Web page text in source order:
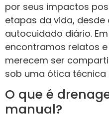
por seus impactos
etapas da vida,
autocuidado diário.
encontramos relatos
merecem ser
sob uma ótica técnica
O que é
manual?